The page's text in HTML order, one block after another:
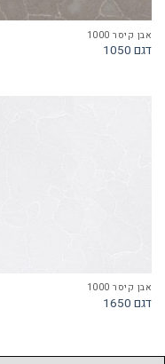
אבן קיסר 1000
דגם 1050
אבן קיסר 1000
דגם 1650